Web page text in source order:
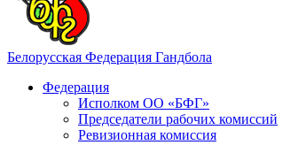
Белорусская Федерация Гандбола
Федерация
Исполком ОО «БФГ»
Председатели рабочих комиссий
Ревизионная комиссия